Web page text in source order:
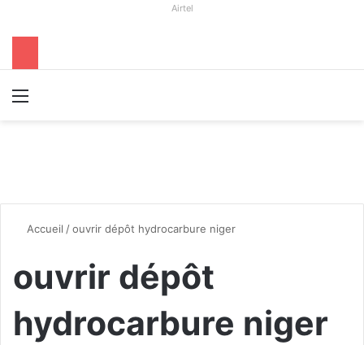
Airtel
Accueil /ouvrir dépôt hydrocarbure niger
ouvrir dépôt
hydrocarbure niger